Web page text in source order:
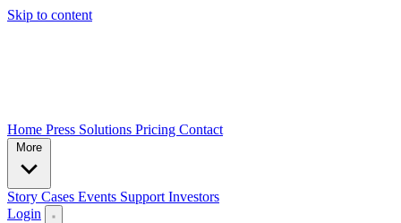
Skip to content
Home Press Solutions Pricing Contact
Story Cases Events SupportInvestors
Login